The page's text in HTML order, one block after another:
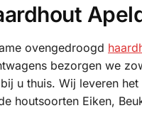
ovengedroogd
bezorgen we
u thuis. Wij leveren het
houtsoorten Eiken,